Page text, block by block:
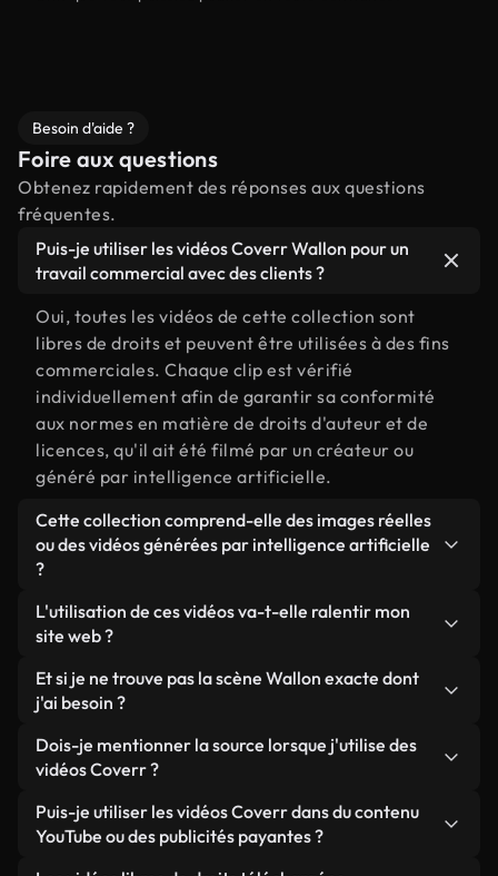
Besoin d'aide ?
Foire aux questions
Obtenez rapidement des réponses aux questions
fréquentes.
Puis-je utiliser les vidéos Coverr Wallon pour un
travail commercial avec des clients ?
Oui, toutes les vidéos de cette collection sont
libres de droits et peuvent être utilisées à des fins
commerciales. Chaque clip est vérifié
individuellement afin de garantir sa conformité
aux normes en matière de droits d'auteur et de
licences, qu'il ait été filmé par un créateur ou
généré par intelligence artificielle.
Cette collection comprend-elle des images réelles
ou des vidéos générées par intelligence artificielle
?
Les deux. Il s'agit d'une bibliothèque hybride
composée de véritables images filmées par des
générées par IA. Chaque vidéo est clairement
identifiée afin que vous sachiez toujours ce que
vous utilisez.
L'utilisation de ces vidéos va-t-elle ralentir mon
site web ?
Sauf si vous choisissez nos versions optimisées.
Nous proposons des formats légers, prêts pour le
ils conservent une qualité élevée tout en
minimisant les temps de chargement et en
améliorant des indicateurs comme le LCP.
Et si je ne trouve pas la scène Wallon exacte dont
j'ai besoin ?
Vous pouvez en créer une instantanément avec
Coverr AI Studio. Il vous suffit de décrire la scène,
Studio générera en quelques secondes une vidéo
personnalisée conforme à nos normes de licence.
Dois-je mentionner la source lorsque j'utilise des
vidéos Coverr ?
Aucune attribution n'est requise. Toutes les vidéos
de notre bibliothèque sont libres de droits et
Puis-je utiliser les vidéos Coverr dans du contenu
YouTube ou des publicités payantes ?
Oui. Toutes les séquences vidéo de Coverr peuvent